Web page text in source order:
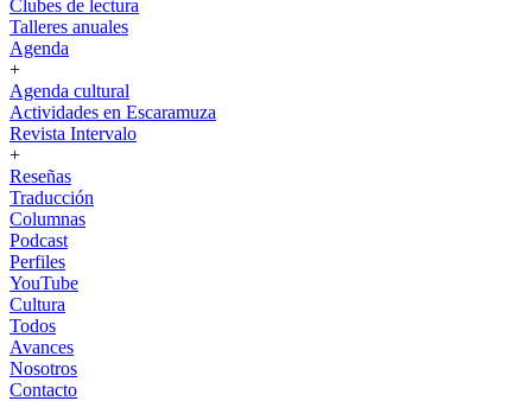
Clubes de lectura
Talleres anuales
Agenda
+
Agenda cultural
Actividades en Escaramuza
Revista Intervalo
+
Reseñas
Traducción
Columnas
Podcast
Perfiles
YouTube
Cultura
Todos
Avances
Nosotros
Contacto